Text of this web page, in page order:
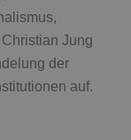
Jung
der
auf.